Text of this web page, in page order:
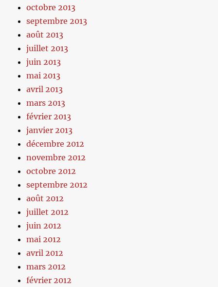
octobre 2013
septembre 2013
août 2013
juillet 2013
juin 2013
mai 2013
avril 2013
mars 2013
février 2013
janvier 2013
décembre 2012
novembre 2012
octobre 2012
septembre 2012
août 2012
juillet 2012
juin 2012
mai 2012
avril 2012
mars 2012
février 2012